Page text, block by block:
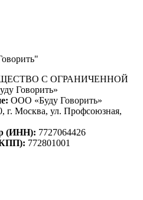
С ОГРАНИЧЕННОЙ
Говорить»
ООО «Буду Говорить»
г. Москва, ул. Профсоюзная,
(ИНН): 7727064426
772801001